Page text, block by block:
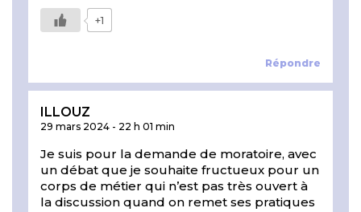
Répondre
+1
ILLOUZ
29 mars 2024 - 22 h 01 min
Je suis pour la demande de moratoire, avec
un débat que je souhaite fructueux pour un
corps de métier qui n’est pas très ouvert à
la discussion quand on remet ses pratiques